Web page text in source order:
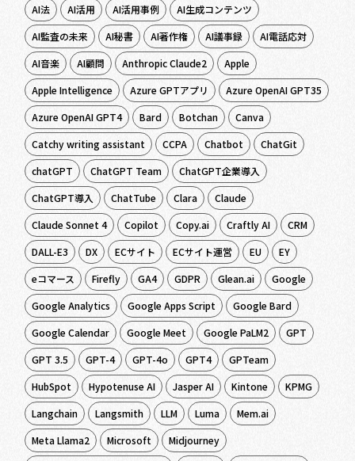
AI法
AI活用 AI活用事例
AI生成コンテンツ
AI監査の未来
AI秘書 AI著作権 AI議事録
AI電話応対
AI音楽
AI顧問 Anthropic Claude2
Apple
Apple Intelligence
Azure GPTアプリ
Azure OpenAI GPT35
Azure OpenAI GPT4
Bard Botchan
Canva
Catchy writing assistant
CCPA Chatbot
ChatGit
chatGPT
ChatGPT Team
ChatGPT企業導入
ChatGPT導入
ChatTube Clara
Claude
Claude Sonnet 4
Copilot Copy.ai Craftly AI
CRM
DALL-E3
DX ECサイト ECサイト運営 EU
EY
eコマース
Firefly GA4 GDPR Glean.ai
Google
Google Analytics
Google Apps Script
Google Bard
Google Calendar
Google Meet Google PaLM2
GPT
GPT 3.5
GPT-4 GPT-4o GPT4
GPTeam
HubSpot
Hypotenuse AI Jasper AI Kintone
KPMG
Langchain
Langsmith LLM Luma
Mem.ai
Meta Llama2
Microsoft
Midjourney